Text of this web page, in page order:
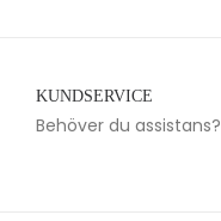
KUNDSERVICE
Behöver du assistans?